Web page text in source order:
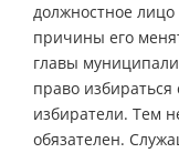
должностное
причины его
главы
право избираться
избиратели. Тем
обязателен.